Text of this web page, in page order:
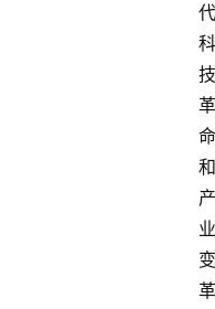
代
科
技
革
命
和
产
业
变
革